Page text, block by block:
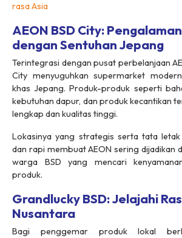
rasa Asia
AEON BSD City:
dengan Sentuhan Jepang
Terintegrasi dengan pusat perbelanjaan
City menyuguhkan supermarket
khas Jepang. Produk-produk seperti
kebutuhan dapur, dan produk kecantikan
lengkap dan kualitas tinggi.
Lokasinya yang strategis serta tata
dan rapi membuat AEON sering dijadikan
warga BSD yang mencari
produk.
Grandlucky BSD: Jelajahi
Nusantara
Bagi penggemar produk lokal